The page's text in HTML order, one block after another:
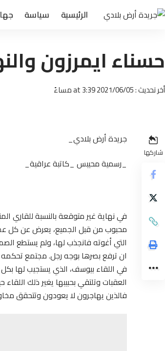
الرئيسية سياسة
حسناء ايمرزون
أخر تحديث : 2021/06/05 at 3:39 مساءً
شاركها
جريدة أرض بلادي_
_رسمية محيبس _كاتبةعراقية_
في نهاية غير متوقعة بالنسبة
محبوب من قبل الجميع، يعرض عن كل
التي أغوته فانجذب لها، ولم يستطع
ان ترفع بصرها بوجه رجل. مجتمع تحكمه
في اللقاء بيوسف، الذي يستجيب لها
العقبات وتلتقي بحبيبها يغير ذلك
فالذين يهاجرون لا يعودون وتتحقق